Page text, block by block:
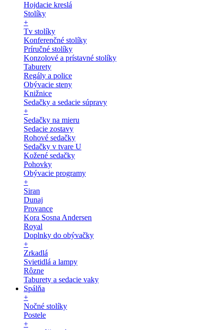
Hojdacie kreslá
Stolíky
+
Tv stolíky
Konferenčné stolíky
Príručné stolíky
Konzolové a prístavné stolíky
Taburety
Regály a police
Obývacie steny
Knižnice
Sedačky a sedacie súpravy
+
Sedačky na mieru
Sedacie zostavy
Rohové sedačky
Sedačky v tvare U
Kožené sedačky
Pohovky
Obývacie programy
+
Siran
Dunaj
Provance
Kora Sosna Andersen
Royal
Doplnky do obývačky
+
Zrkadlá
Svietidlá a lampy
Rôzne
Taburety a sedacie vaky
Spálňa
+
Nočné stolíky
Postele
+